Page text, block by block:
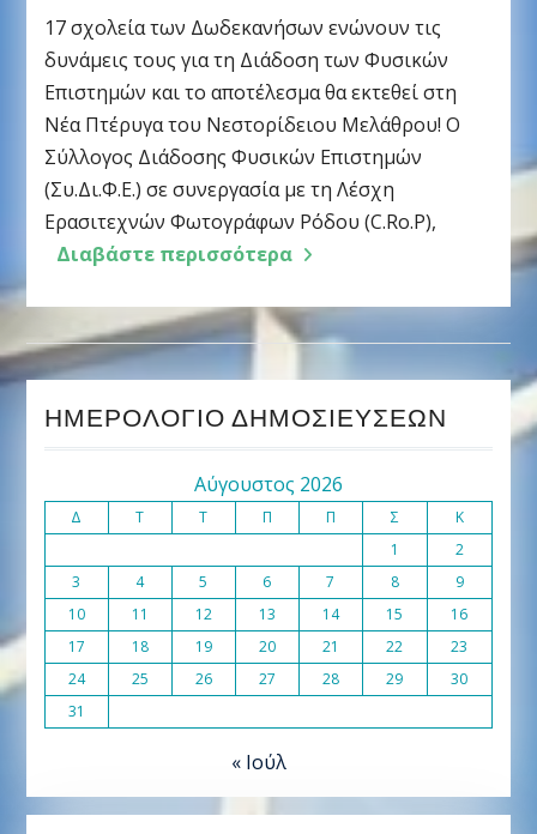
17 σχολεία των Δωδεκανήσων ενώνουν τις
δυνάμεις τους για τη Διάδοση των Φυσικών
Επιστημών και το αποτέλεσμα θα εκτεθεί στη
Νέα Πτέρυγα του Νεστορίδειου Μελάθρου! Ο
Σύλλογος Διάδοσης Φυσικών Επιστημών
(Συ.Δι.Φ.Ε.) σε συνεργασία με τη Λέσχη
Ερασιτεχνών Φωτογράφων Ρόδου (C.Ro.P),
Διαβάστε περισσότερα
ΗΜΕΡΟΛΌΓΙΟ ΔΗΜΟΣΙΕΎΣΕΩΝ
Αύγουστος 2026
Δ Τ Τ Π Π Σ
Κ
1
2
3
4 5 6 7 8
9
10
11 12 13 14 15
16
17
18 19 20 21 22
23
24
25 26 27 28 29
30
31
« Ιούλ